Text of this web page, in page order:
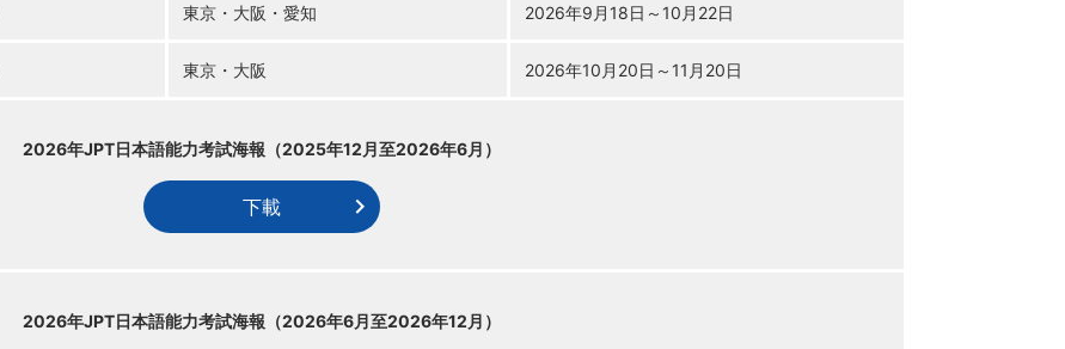
東京・ 大阪・ 愛知 2026年9月18日 ～ 10月22日
東京・ 大阪 2026年10月20日 ～ 11月20日
2026年JPT日本語能力考試海報 （2025年12月至2026年6月）
下載
2026年JPT日本語能力考試海報 （2026年6月至2026年12月）